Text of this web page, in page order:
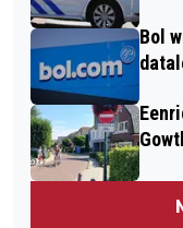
Bol